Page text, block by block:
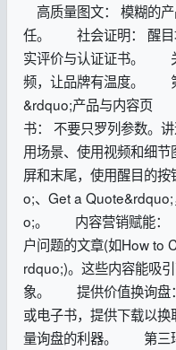
高质量图文： 模糊的
任。 社会证明： 醒目
实评价与认证证书。
频，让品牌有温度。
&rdquo;产品与内容
书： 不要只罗列参数。
用场景、使用视频和细
屏和末尾，使用醒目的
o;、Get a
o;。 内容营销赋能：
户问题的文章(如How to
rdquo;)。这些内容能吸
象。 提供价值换询盘
或电子书，提供下载以
量询盘的利器。 第三